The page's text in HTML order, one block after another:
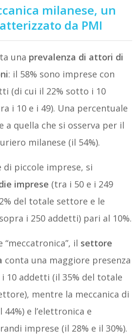
milanese, un
da PMI
una prevalenza di attori di
: il 58% sono imprese con
(di cui il 22% sotto i 10
i 10 e i 49). Una percentuale
a quella che si osserva per il
milanese (il 54%).
di piccole imprese, si
imprese (tra i 50 e i 249
del totale settore e le
i 250 addetti) pari al 10%.
il settore
conta una maggiore presenza
10 addetti (il 35% del totale
mentre la meccanica di
e l’elettronica e
imprese (il 28% e il 30%).